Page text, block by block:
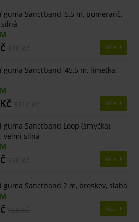
guma Sanctband, 5,5 m, pomeranč,
Více
guma Sanctband, 45,5 m, limetka,
Více
guma Sanctband Loop (smyčka),
velmi silná
Více
guma Sanctband 2 m, broskev, slabá
Více